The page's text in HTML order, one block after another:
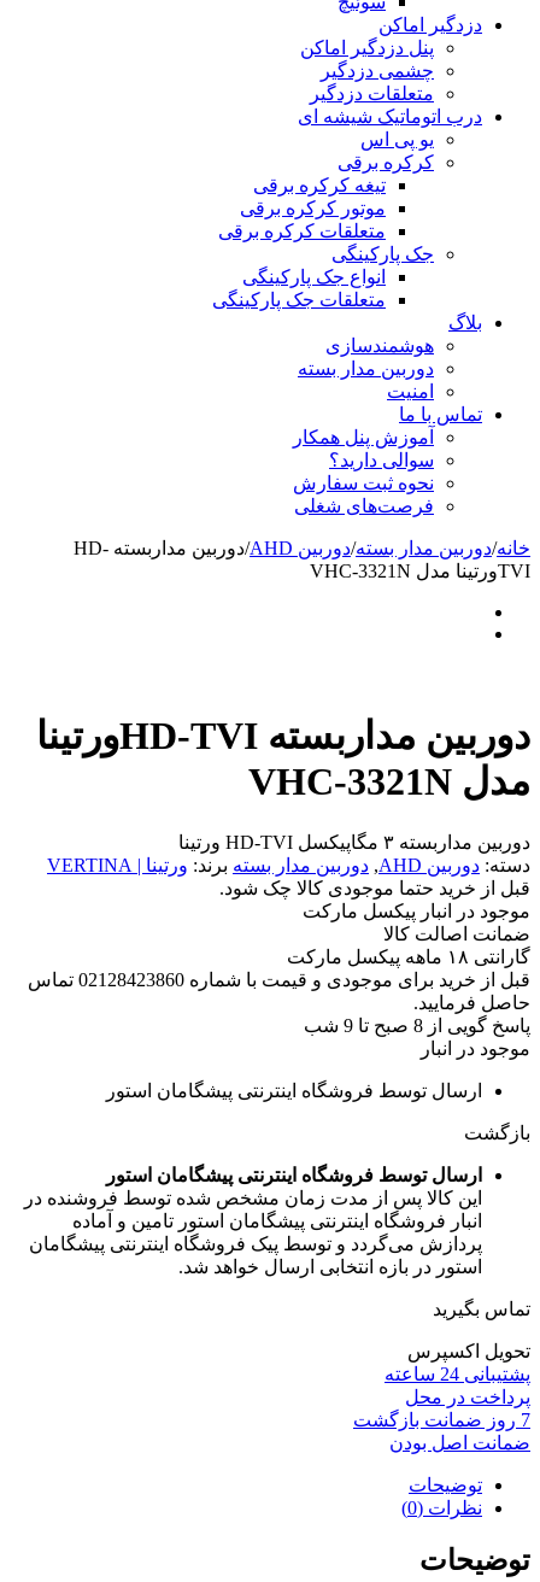
دزدگیر اماکن
پنل دزدگیر اماکن
چشمی دزدگیر
متعلقات دزدگیر
درب اتوماتیک شیشه ای
یو پی اس
کرکره برقی
تیغه کرکره برقی
موتور کرکره برقی
متعلقات کرکره برقی
جک پارکینگی
انواع جک پارکینگی
متعلقات جک پارکینگی
بلاگ
هوشمندسازی
دوربین مدار بسته
امنیت
تماس با ما
آموزش پنل همکار
سوالی دارید؟
نحوه ثبت سفارش
فرصت‌های شغلی
خانه/دوربین مدار بسته/دوربین AHD /
دوربین مداربسته HD-
TVIورتینا مدل VHC-3321N
دوربین مداربسته HD-TVIورتینا
مدل VHC-3321N
دوربین مداربسته ۳ مگاپیکسل HD-TVI ورتینا
دسته: دوربین AHD , دوربین مدار بسته برند: ورتینا | VERTINA
قبل از خرید حتما موجودی کالا چک شود.
موجود در انبار پیکسل مارکت
ضمانت اصالت کالا
گارانتی ۱۸ ماهه پیکسل مارکت
قبل از خرید برای موجودی و قیمت با شماره 02128423860 تماس
حاصل فرمایید.
پاسخ گویی از 8 صبح تا 9 شب
موجود در انبار
ارسال توسط فروشگاه اینترنتی پیشگامان استور
بازگشت
ارسال توسط فروشگاه اینترنتی پیشگامان استور
این کالا پس از مدت زمان مشخص شده توسط فروشنده در
انبار فروشگاه اینترنتی پیشگامان استور تامین و آماده
پردازش می‌گردد و توسط پیک فروشگاه اینترنتی پیشگامان
استور در بازه انتخابی ارسال خواهد شد.
تماس بگیرید
تحویل اکسپرس
پشتیبانی 24 ساعته
پرداخت در محل
7 روز ضمانت بازگشت
ضمانت اصل بودن
توضیحات
نظرات (0)
توضیحات